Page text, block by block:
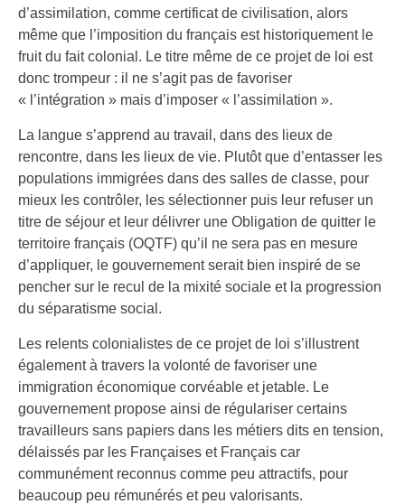
d’assimilation, comme certificat de civilisation, alors
même que l’imposition du français est historiquement le
fruit du fait colonial. Le titre même de ce projet de loi est
donc trompeur : il ne s’agit pas de favoriser
« l’intégration » mais d’imposer « l’assimilation ».
La langue s’apprend au travail, dans des lieux de
rencontre, dans les lieux de vie. Plutôt que d’entasser les
populations immigrées dans des salles de classe, pour
mieux les contrôler, les sélectionner puis leur refuser un
titre de séjour et leur délivrer une Obligation de quitter le
territoire français (OQTF) qu’il ne sera pas en mesure
d’appliquer, le gouvernement serait bien inspiré de se
pencher sur le recul de la mixité sociale et la progression
du séparatisme social.
Les relents colonialistes de ce projet de loi s’illustrent
également à travers la volonté de favoriser une
immigration économique corvéable et jetable. Le
gouvernement propose ainsi de régulariser certains
travailleurs sans papiers dans les métiers dits en tension,
délaissés par les Françaises et Français car
communément reconnus comme peu attractifs, pour
beaucoup peu rémunérés et peu valorisants.